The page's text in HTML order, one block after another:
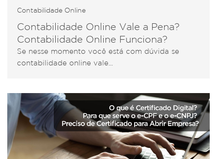
Contabilidade Online
Contabilidade Online Vale a Pena?
Contabilidade Online Funciona?
Se nesse momento você está com dúvida se
contabilidade online vale...